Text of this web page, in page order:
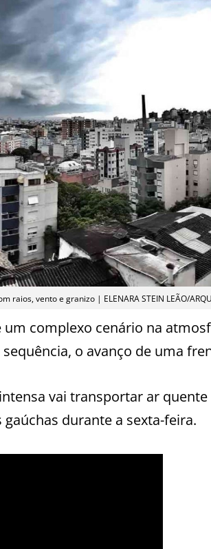
vento e granizo | ELENARA STEIN LEÃO/
um complexo cenário na
o avanço de uma
vai transportar ar quente
durante a sexta-feira.